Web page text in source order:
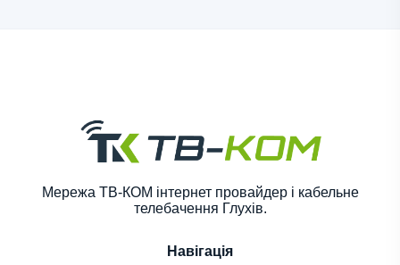
Мережа ТВ-КОМ інтернет провайдер і кабельне
телебачення Глухів.
Навігація